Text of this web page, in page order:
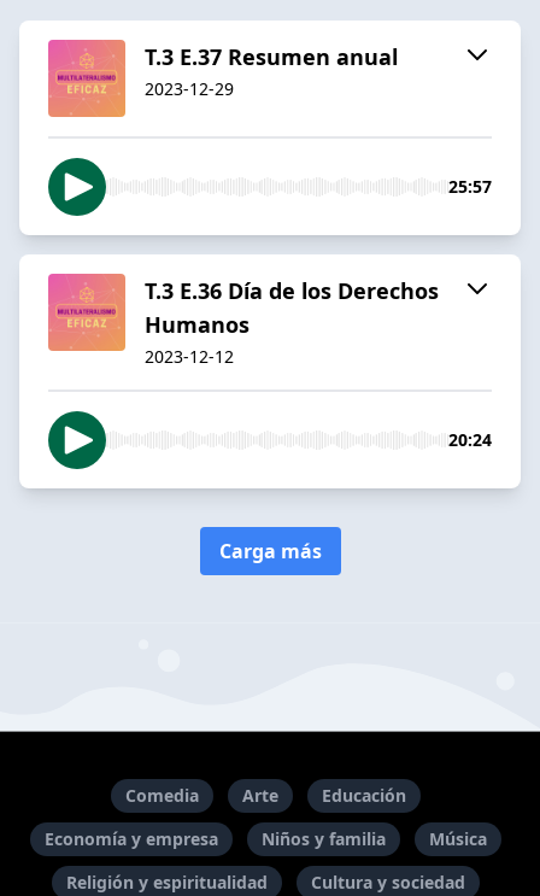
T.3 E.37 Resumen anual
2023-12-29
25:57
T.3 E.36 Día de los Derechos
Humanos
2023-12-12
20:24
Carga más
Comedia Arte
Educación
Economía y empresa
Niños y familia
Música
Religión y espiritualidad
Cultura y sociedad